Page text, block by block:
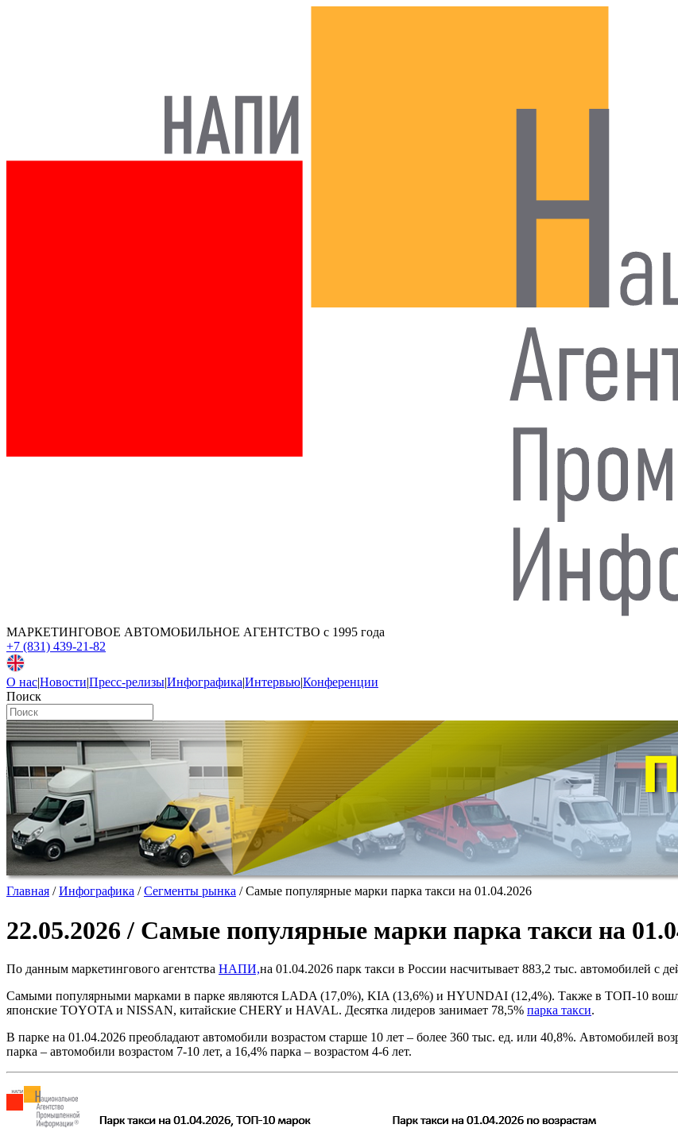
МАРКЕТИНГОВОЕ АВТОМОБИЛЬНОЕ АГЕНТСТВО с 1995 года
+7 (831) 439-21-82
О нас|Новости|Пресс-релизы|Инфографика|Интервью|Конференции
Поиск
Главная /Инфографика /Сегменты рынка /Самые популярные марки парка такси на 01.04.2026
22.05.2026 / Самые популярные марки парка такси на
По данным маркетингового агентства НАПИ,на 01.04.2026 парк такси в России насчитывает 883,2 тыс. автомобилей с
Самыми популярными марками в парке являются LADA (17,0%), KIA (13,6%) и HYUNDAI (12,4%). Также в ТОП-10
японские TOYOTA и NISSAN, китайские CHERY и HAVAL. Десятка лидеров занимает 78,5% парка такси.
В парке на 01.04.2026 преобладают автомобили возрастом старше 10 лет – более 360 тыс. ед. или 40,8%. Автомобилей
парка – автомобили возрастом 7-10 лет, а 16,4% парка – возрастом 4-6 лет.